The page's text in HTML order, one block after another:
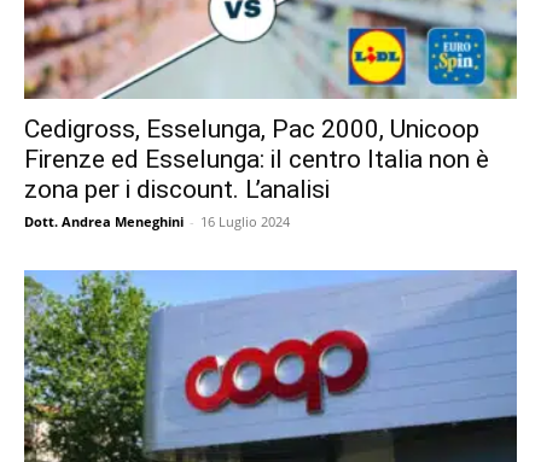
Cedigross, Esselunga, Pac 2000, Unicoop
Firenze ed Esselunga: il centro Italia non è
zona per i discount. L’analisi
Dott. Andrea Meneghini - 16 Luglio 2024